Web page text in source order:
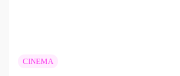
CINEMA